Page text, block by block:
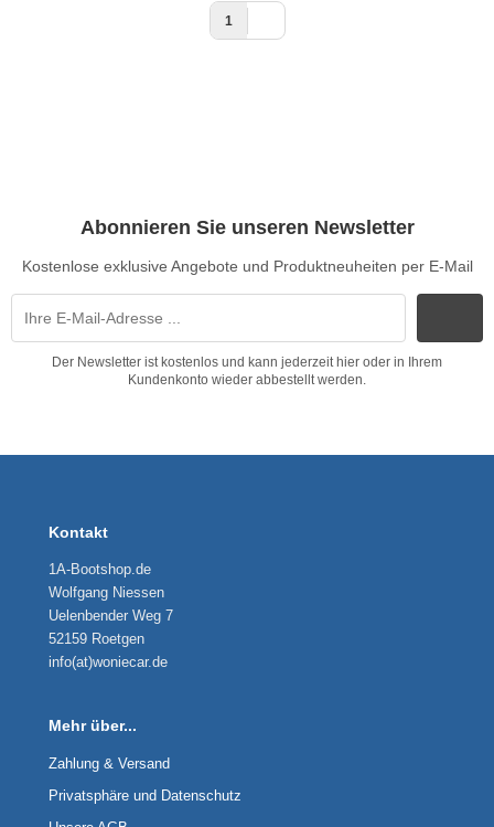
1
Abonnieren Sie unseren Newsletter
Kostenlose exklusive Angebote und Produktneuheiten per E-Mail
Der Newsletter ist kostenlos und kann jederzeit hier oder in Ihrem
Kundenkonto wieder abbestellt werden.
Kontakt
1A-Bootshop.de
Wolfgang Niessen
Uelenbender Weg 7
52159 Roetgen
info(at)woniecar.de
Mehr über...
Zahlung & Versand
Privatsphäre und Datenschutz